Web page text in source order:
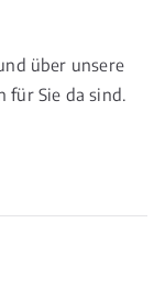
über unsere
für Sie da sind.